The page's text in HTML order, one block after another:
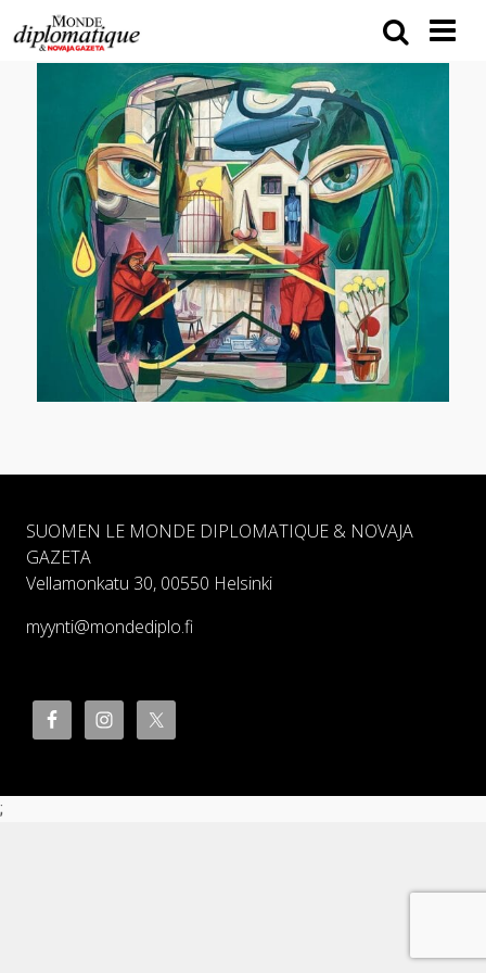
SUOMEN LE MONDE DIPLOMATIQUE & NOVAJA
GAZETA
Vellamonkatu 30, 00550 Helsinki
myynti@mondediplo.fi
;